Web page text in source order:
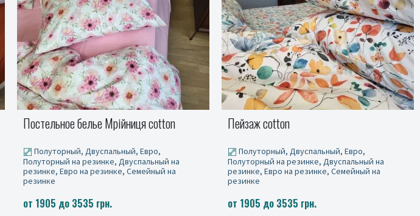
Пейзаж cotton
Полуторный, Двуспальный, Евро,
Полуторный на резинке, Двуспальный на
резинке, Евро на резинке, Семейный на
резинке
от 1905 до 3535 грн.
Баланс, cotton
Полуторный, Двуспальный, Евро,
Полуторный на резинке, Двуспальный на
резинке, Евро на резинке, Семейный на
резинке
от 1905 до 3535 грн.